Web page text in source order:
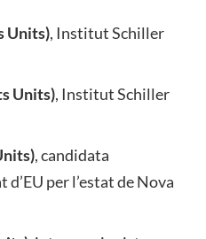
Units), Institut Schiller
Units), Institut Schiller
, candidata
per l’estat de Nova